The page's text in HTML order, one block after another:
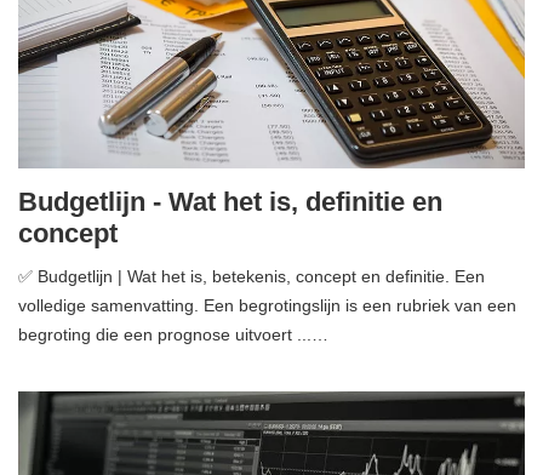
Budgetlijn - Wat het is, definitie en
concept
✅ Budgetlijn | Wat het is, betekenis, concept en definitie. Een
volledige samenvatting. Een begrotingslijn is een rubriek van een
begroting die een prognose uitvoert ...…